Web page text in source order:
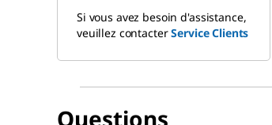
Si vous avez besoin d'assistance,
veuillez contacterService Clients
Questions